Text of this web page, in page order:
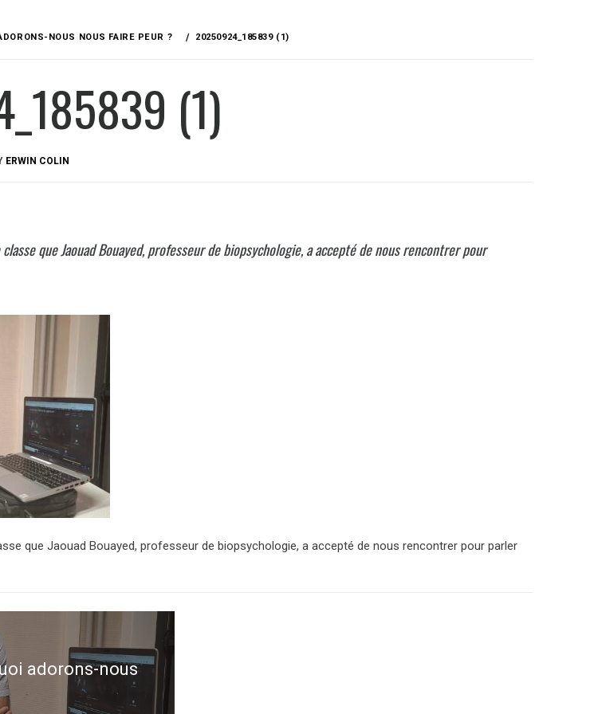
NOUS NOUS FAIRE PEUR ? 20250924_185839 (1)
(1)
ERWIN COLIN
classe que Jaouad Bouayed, professeur de biopsychologie, a accepté de nous rencontrer pour
que Jaouad Bouayed, professeur de biopsychologie, a accepté de nous rencontrer pour parler
adorons-nous